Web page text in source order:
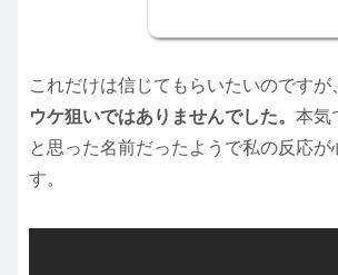
これだけは信じてもらいたいのですが
ウケ狙いではありませんでした。 本気
と思った名前だったようで私の反応が
す。